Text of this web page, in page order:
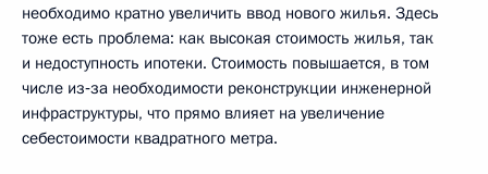
необходимо кратно увеличить ввод нового жилья. Здесь
тоже есть проблема: как высокая стоимость жилья, так
и недоступность ипотеки. Стоимость повышается, в том
числе из‑за необходимости реконструкции инженерной
инфраструктуры, что прямо влияет на увеличение
себестоимости квадратного метра.